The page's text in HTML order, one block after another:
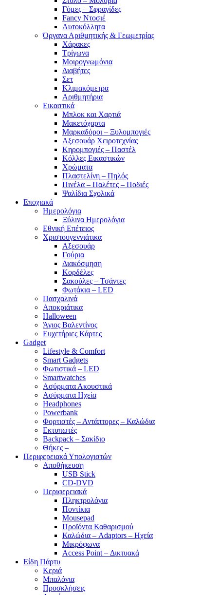
Γόμες – Σφραγίδες
Fancy Ντοσιέ
Αυτοκόλλητα
Όργανα Αριθμητικής & Γεωμετρίας
Χάρακες
Τρίγωνα
Mοιρογνωμόνια
Διαβήτες
Σετ
Κλιμακόμετρα
Αριθμητήρια
Εικαστικά
Μπλοκ και Χαρτιά
Μακετόχαρτα
Μαρκαδόροι – Ξυλομπογιές
Αξεσουάρ Χειροτεχνίας
Κηρομπογιές – Παστέλ
Κόλλες Εικαστικών
Χρώματα
Πλαστελίνη – Πηλός
Πινέλα – Παλέτες – Ποδιές
Ψαλίδια Σχολικά
Εποχιακά
Ημερολόγια
Ξύλινα Ημερολόγια
Εθνική Επέτειος
Χριστουγεννιάτικα
Αξεσουάρ
Γούρια
Διακόσμηση
Κορδέλες
Σακούλες – Τσάντες
Φωτάκια – LED
Πασχαλινά
Αποκριάτικα
Halloween
Άγιος Βαλεντίνος
Ευχετήριες Κάρτες
Gadget
Lifestyle & Comfort
Smart Gadgets
Φωτιστικά – LED
Smartwatches
Ασύρματα Ακουστικά
Ασύρματα Ηχεία
Headphones
Powerbank
Φορτιστές – Αντάπτορες – Καλώδια
Εκτυπωτές
Backpack – Σακίδιο
Θήκες –
Περιφερειακά Υπολογιστών
Αποθήκευση
USB Stick
CD-DVD
Περιφερειακά
Πληκτρολόγια
Ποντίκια
Mousepad
Προϊόντα Καθαρισμού
Καλώδια – Adaptors – Ηχεία
Μικρόφωνα
Access Point – Δικτυακά
Είδη Πάρτυ
Κεριά
Μπαλόνια
Προσκλήσεις